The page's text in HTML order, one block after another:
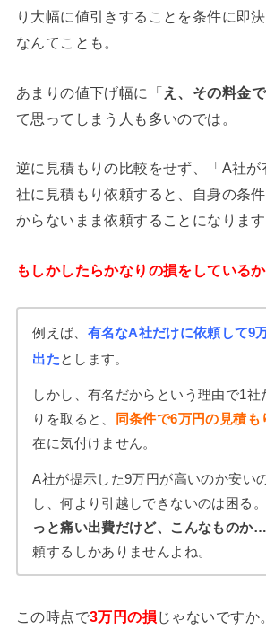
り大幅に値引きすることを条件に即
なんてことも。
あまりの値下げ幅に「え、その料金
て思ってしまう人も多いのでは。
逆に見積もりの比較をせず、「A社が
社に見積もり依頼すると、自身の条
からないまま依頼することになります
もしかしたらかなりの損をしているか
例えば、 有名なA社だけに依頼して9
出たとします。
しかし、有名だからという理由で1社
りを取ると、
同条件で6万円の見積
在に気付けません。
A社が提示した9万円が高いのか安い
し、何より引越しできないのは困る
っと痛い出費だけど、こんなものか…
頼するしかありませんよね。
この時点で3万円の損 じゃないですか。